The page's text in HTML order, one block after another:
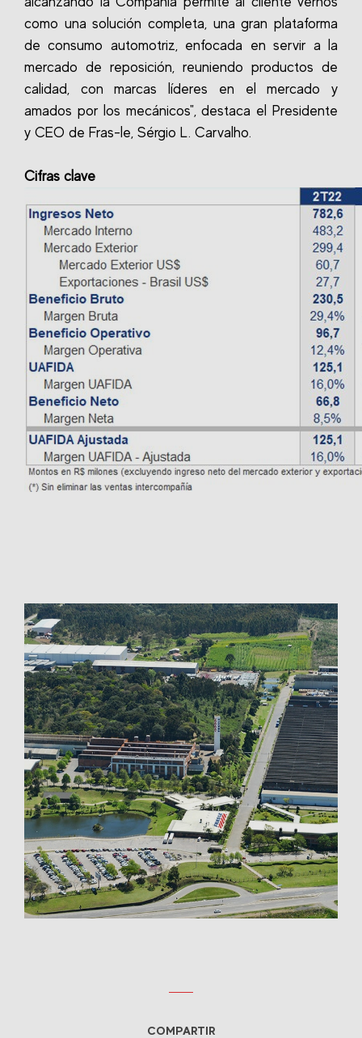
como una solución completa, una gran plataforma
de consumo automotriz, enfocada en servir a la
mercado de reposición, reuniendo productos de
calidad, con marcas líderes en el mercado y
amados por los mecánicos", destaca el Presidente
y CEO de Fras-le, Sérgio L. Carvalho.
Cifras clave
COMPARTIR